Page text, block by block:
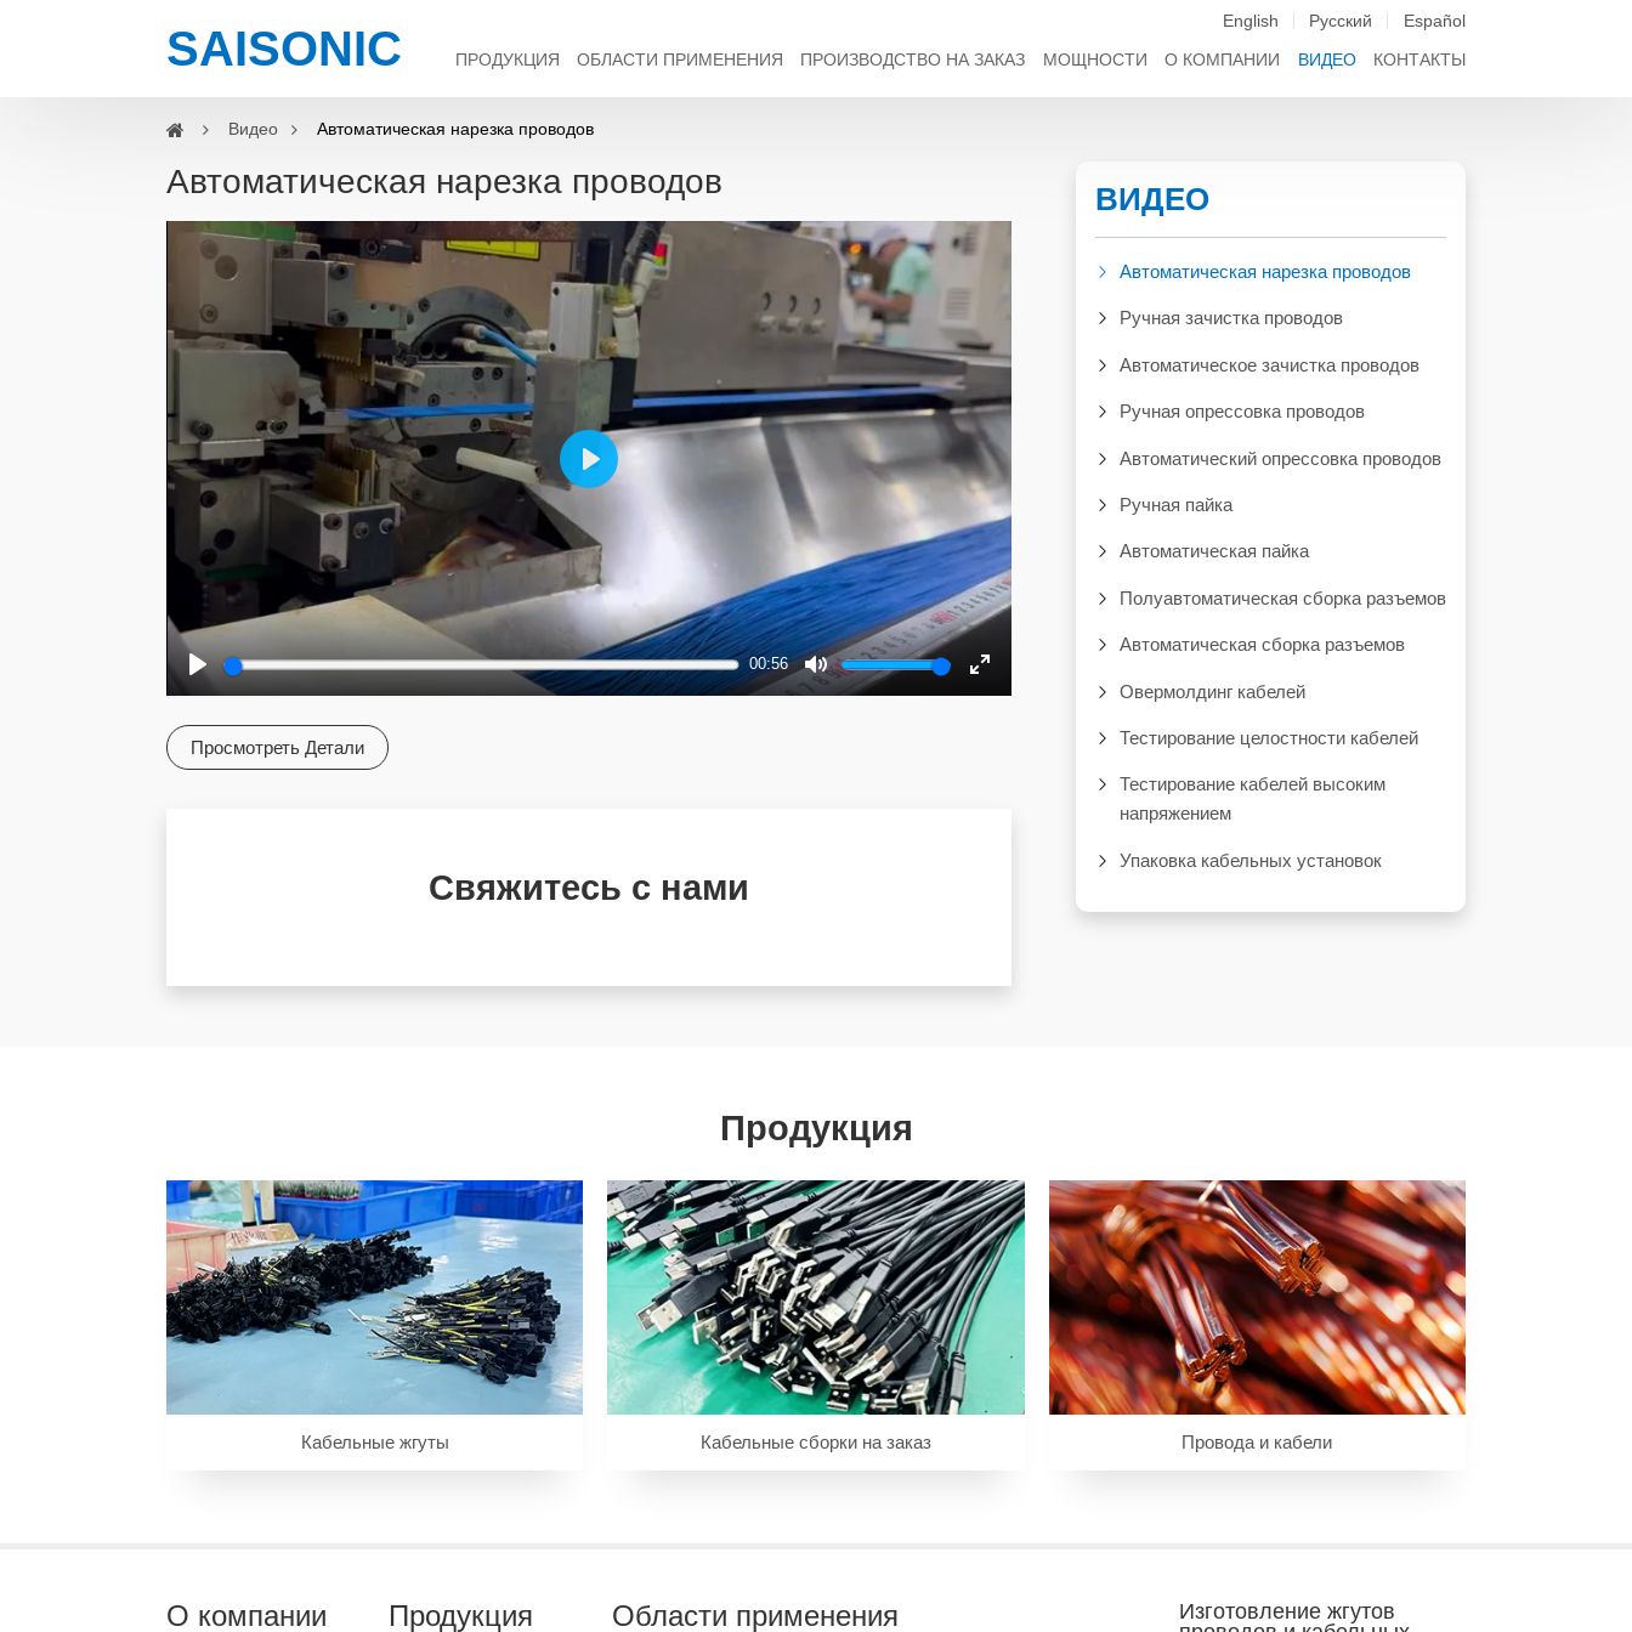
SAISONIC
English Русский Español
ПРОДУКЦИЯ ОБЛАСТИ ПРИМЕНЕНИЯ ПРОИЗВОДСТВО НА ЗАКАЗ МОЩНОСТИ О КОМПАНИИ ВИДЕО КОНТАКТЫ
Видео Автоматическая нарезка проводов
Автоматическая нарезка проводов
Play
00:56
Mute
Play
Просмотреть Детали
Свяжитесь с нами
ВИДЕО
Автоматическая нарезка проводов
Ручная зачистка проводов
Автоматическое зачистка проводов
Ручная опрессовка проводов
Автоматический опрессовка проводов
Ручная пайка
Автоматическая пайка
Полуавтоматическая сборка разъемов
Автоматическая сборка разъемов
Овермолдинг кабелей
Тестирование целостности кабелей
Тестирование кабелей высоким
напряжением
Упаковка кабельных установок
Продукция
Кабельные жгуты Кабельные сборки на заказ Провода и кабели
О компании Продукция Области применения
Изготовление жгутов